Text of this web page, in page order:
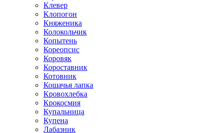
Клевер
Клопогон
Княженика
Колокольчик
Копытень
Кореопсис
Коровяк
Короставник
Котовник
Кошачья лапка
Кровохлебка
Крокосмия
Купальница
Купена
Лабазник